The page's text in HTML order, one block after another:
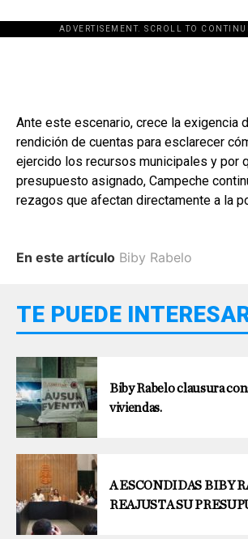
ADVERTISEMENT. SCROLL TO
Ante este escenario, crece la exigencia
rendición de cuentas para esclarecer
ejercido los recursos municipales y por
presupuesto asignado, Campeche
rezagos que afectan directamente a la
En este artículo Biby Rabelo
TE PUEDE
Biby Rabelo clausura
viviendas.
A ESCONDIDAS BIBY
REAJUSTA SU